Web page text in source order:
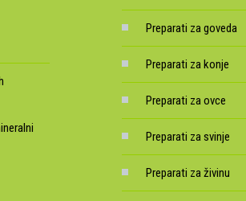
Preparati za goveda
Preparati za konje
Preparati za ovce
Preparati za svinje
Preparati za živinu